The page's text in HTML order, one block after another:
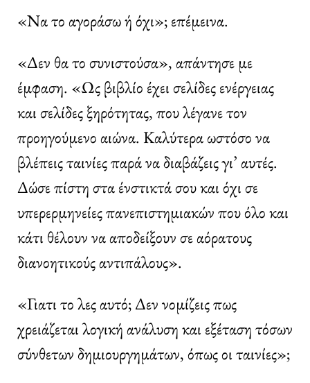
«Να το αγοράσω ή όχι»; επέμεινα.
«Δεν θα το συνιστούσα», απάντησε με
έμφαση. «Ως βιβλίο έχει σελίδες ενέργειας
και σελίδες ξηρότητας, που λέγανε τον
προηγούμενο αιώνα. Καλύτερα ωστόσο να
βλέπεις ταινίες παρά να διαβάζεις γι’ αυτές.
Δώσε πίστη στα ένστικτά σου και όχι σε
υπερερμηνείες πανεπιστημιακών που όλο και
κάτι θέλουν να αποδείξουν σε αόρατους
διανοητικούς αντιπάλους».
«Γιατι το λες αυτό; Δεν νομίζεις πως
χρειάζεται λογική ανάλυση και εξέταση τόσων
σύνθετων δημιουργημάτων, όπως οι ταινίες»;